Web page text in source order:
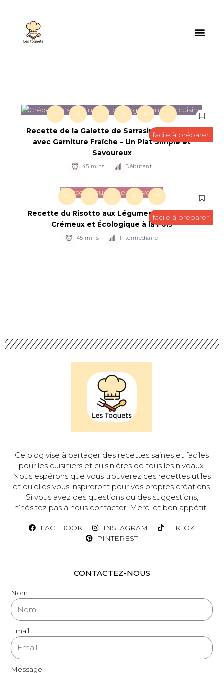
facile à préparer
C G L P R S
Recette de la Galette de Sarrasin Écologique
avec Garniture Fraîche – Un Plat Simple et
Savoureux
45 mins Débutant
facile à préparer
C C L P R
Recette du Risotto aux Légumes de Saison –
Crémeux et Écologique à la Fois
45 mins Intermédiaire
Ce blog vise à partager des recettes saines et faciles
pour les cuisiniers et cuisinières de tous les niveaux.
Nous espérons que vous trouverez ces recettes utiles
et qu’elles vous inspireront pour vos propres créations.
Si vous avez des questions ou des suggestions,
n’hésitez pas à nous contacter. Merci et bon appétit !
FACEBOOK INSTAGRAM
TIKTOK
PINTEREST
CONTACTEZ-NOUS
Nom
Email
Message